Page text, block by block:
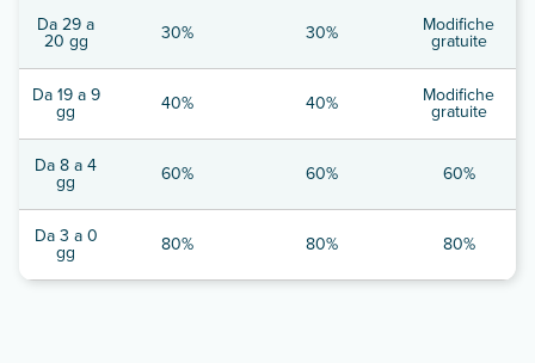
Da 29 a
20 gg 30% 30% Modifiche
gratuite
Da 19 a 9
gg 40% 40% Modifiche
gratuite
Da 8 a 4
gg 60% 60% 60%
Da 3 a 0
gg 80% 80% 80%